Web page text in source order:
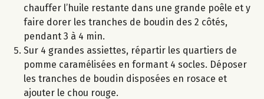
chauffer l’huile restante dans une grande poêle et y
faire dorer les tranches de boudin des 2 côtés,
pendant 3 à 4 min.
Sur 4 grandes assiettes, répartir les quartiers de
pomme caramélisées en formant 4 socles. Déposer
les tranches de boudin disposées en rosace et
ajouter le chou rouge.